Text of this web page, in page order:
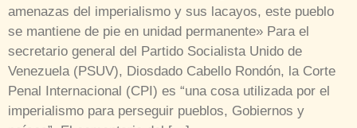
amenazas del imperialismo y sus lacayos, este pueblo
se mantiene de pie en unidad permanente» Para el
secretario general del Partido Socialista Unido de
Venezuela (PSUV), Diosdado Cabello Rondón, la Corte
Penal Internacional (CPI) es “una cosa utilizada por el
imperialismo para perseguir pueblos, Gobiernos y